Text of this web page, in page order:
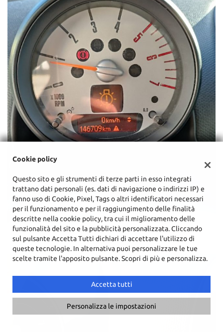
Cookie policy
Questo sito e gli strumenti di terze parti in esso integrati
trattano dati personali (es. dati di navigazione o indirizzi IP) e
fanno uso di Cookie, Pixel, Tags o altri identificatori necessari
per il funzionamento e per il raggiungimento delle finalità
descritte nella cookie policy, tra cui il miglioramento delle
funzionalità del sito e la pubblicità personalizzata. Cliccando
sul pulsante Accetta Tutti dichiari di accettare l'utilizzo di
queste tecnologie. In alternativa puoi personalizzare le tue
scelte tramite l'apposito pulsante. Scopri di più e personalizza.
Accetta tutti
Personalizza le impostazioni